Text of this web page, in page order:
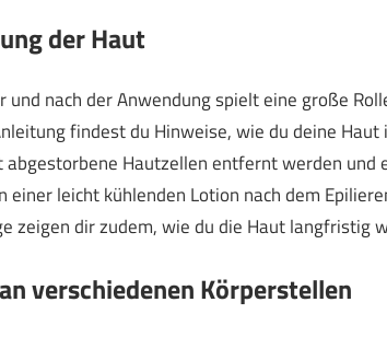
der Haut
und nach der Anwendung spielt eine große
findest du Hinweise, wie du deine
abgestorbene Hautzellen entfernt werden und
einer leicht kühlenden Lotion nach dem
zeigen dir zudem, wie du die Haut langfristig
verschiedenen Körperstellen